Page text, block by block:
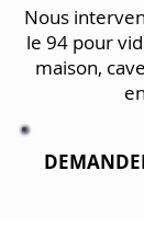
Nous
le 94 pour
maison,